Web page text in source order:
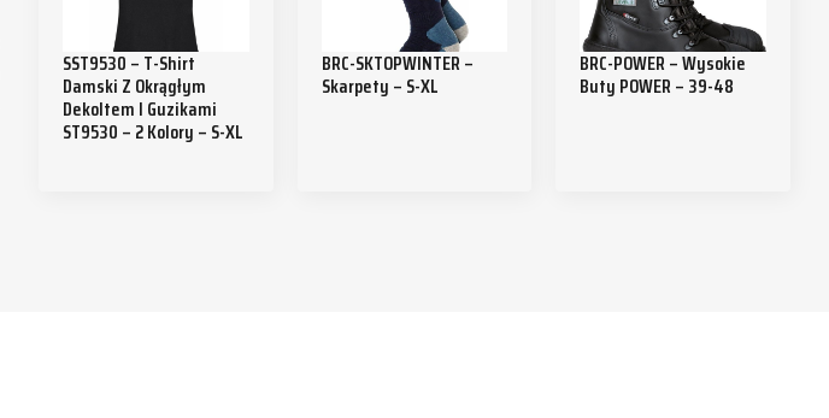
SST9530 – T-Shirt
Damski Z Okrągłym
Dekoltem I Guzikami
ST9530 – 2 Kolory – S-XL
BRC-SKTOPWINTER –
Skarpety – S-XL
BRC-POWER – Wysokie
Buty POWER – 39-48